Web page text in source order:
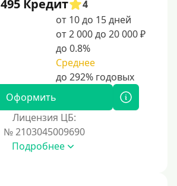
495 Кредит
4
от 10 до 15 дней
от 2 000 до 20 000 ₽
до 0.8%
Среднее
Оформить
Лицензия ЦБ:
№ 2103045009690
Подробнее